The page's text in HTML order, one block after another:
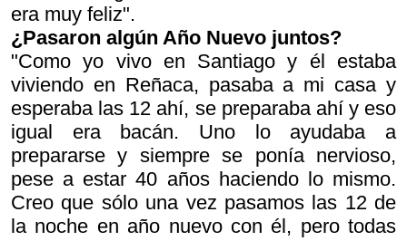
era muy feliz".
¿Pasaron algún Año Nuevo juntos?
"Como yo vivo en Santiago y él estaba
viviendo en Reñaca, pasaba a mi casa y
esperaba las 12 ahí, se preparaba ahí y eso
igual era bacán. Uno lo ayudaba a
prepararse y siempre se ponía nervioso,
pese a estar 40 años haciendo lo mismo.
Creo que sólo una vez pasamos las 12 de
la noche en año nuevo con él, pero todas